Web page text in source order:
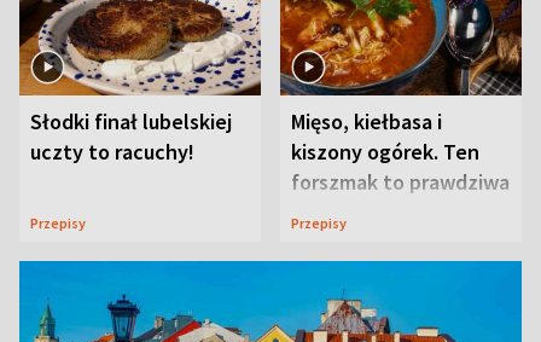
Słodki finał lubelskiej
uczty to racuchy!
Przepisy
Mięso, kiełbasa i
kiszony ogórek. Ten
forszmak to prawdziwa
uczta
Przepisy